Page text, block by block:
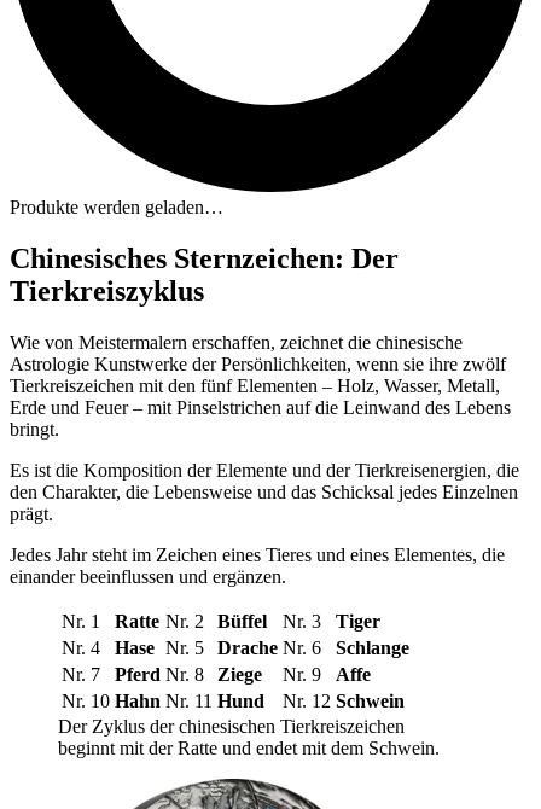
Produkte werden geladen…
Chinesisches Sternzeichen: Der
Tierkreiszyklus
Wie von Meistermalern erschaffen, zeichnet die chinesische
Astrologie Kunstwerke der Persönlichkeiten, wenn sie ihre zwölf
Tierkreiszeichen mit den fünf Elementen – Holz, Wasser, Metall,
Erde und Feuer – mit Pinselstrichen auf die Leinwand des Lebens
bringt.
Es ist die Komposition der Elemente und der Tierkreisenergien, die
den Charakter, die Lebensweise und das Schicksal jedes Einzelnen
prägt.
Jedes Jahr steht im Zeichen eines Tieres und eines Elementes, die
einander beeinflussen und ergänzen.
Nr. 1 Ratte Nr. 2 Büffel Nr. 3
Tiger
Nr. 4
Hase Nr. 5 Drache Nr. 6
Schlange
Nr. 7
Pferd Nr. 8 Ziege Nr. 9
Affe
Nr. 10 Hahn Nr. 11 Hund Nr. 12 Schwein
Der Zyklus der chinesischen Tierkreiszeichen
beginnt mit der Ratte und endet mit dem Schwein.